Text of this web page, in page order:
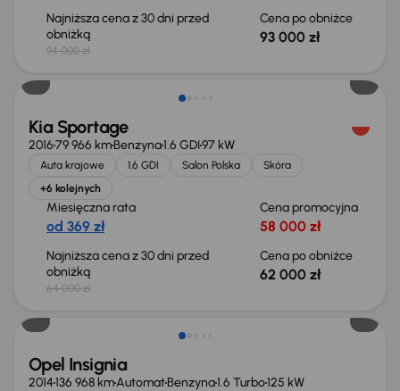
Najniższa cena z 30 dni przed
obniżką
94 000 zł
Cena po obniżce
93 000 zł
Taniej o 2 000 zł
Kia Sportage
201679 966 kmBenzyna1.6 GDI97 kW
Auta krajowe 1.6 GDI Salon Polska
Skóra
+6 kolejnych
Miesięczna rata
od 369 zł
Cena promocyjna
58 000 zł
Najniższa cena z 30 dni przed
obniżką
64 000 zł
Cena po obniżce
62 000 zł
Opel Insignia
2014136 968 kmAutomatBenzyna1.6 Turbo125 kW